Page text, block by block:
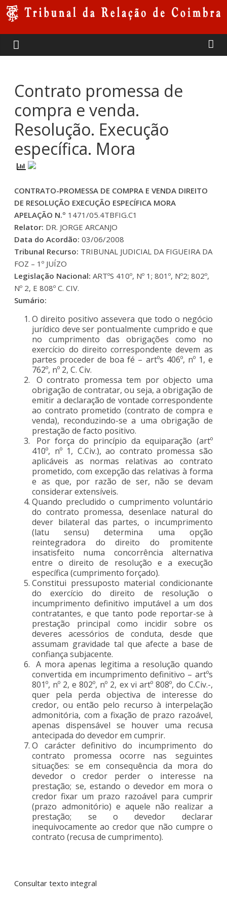
Skip
to
Tribunal
da
Relação
de
Coimbra
Contrato promessa de
compra e venda.
Resolução. Execução
específica. Mora
CONTRATO-PROMESSA DE COMPRA E VENDA DIREITO
DE RESOLUÇÃO EXECUÇÃO ESPECÍFICA MORA
APELAÇÃO N.º 1471/05.4TBFIG.C1
Relator: DR. JORGE ARCANJO
Data do Acordão:03/06/2008
Tribunal Recurso: TRIBUNAL JUDICIAL DA FIGUEIRA DA
FOZ – 1º JUÍZO
Legislação Nacional: ARTºS 410º, Nº 1; 801º, Nº2; 802º,
Nº 2, E 808º C. CIV.
Sumário:
O direito positivo assevera que todo o negócio
jurídico deve ser pontualmente cumprido e que
no cumprimento das obrigações como no
exercício do direito correspondente devem as
partes proceder de boa fé – artºs 406º, nº 1, e
762º, nº 2, C. Civ.
O contrato promessa tem por objecto uma
obrigação de contratar, ou seja, a obrigação de
emitir a declaração de vontade correspondente
ao contrato prometido (contrato de compra e
venda), reconduzindo-se a uma obrigação de
prestação de facto positivo.
Por força do princípio da equiparação (artº
410º, nº 1, C.Civ.), ao contrato promessa são
aplicáveis as normas relativas ao contrato
prometido, com excepção das relativas à forma
e as que, por razão de ser, não se devam
considerar extensíveis.
Quando precludido o cumprimento voluntário
do contrato promessa, desenlace natural do
dever bilateral das partes, o incumprimento
(latu sensu) determina uma opção
reintegradora do direito do promitente
insatisfeito numa concorrência alternativa
entre o direito de resolução e a execução
específica (cumprimento forçado).
Constitui pressuposto material condicionante
do exercício do direito de resolução o
incumprimento definitivo imputável a um dos
contratantes, e que tanto pode reportar-se à
prestação principal como incidir sobre os
deveres acessórios de conduta, desde que
assumam gravidade tal que afecte a base de
confiança subjacente.
A mora apenas legitima a resolução quando
convertida em incumprimento definitivo – artºs
801º, nº 2, e 802º, nº 2, ex vi artº 808º, do C.Civ.-,
quer pela perda objectiva de interesse do
credor, ou então pelo recurso à interpelação
admonitória, com a fixação de prazo razoável,
apenas dispensável se houver uma recusa
antecipada do devedor em cumprir.
O carácter definitivo do incumprimento do
contrato promessa ocorre nas seguintes
situações: se em consequência da mora do
devedor o credor perder o interesse na
prestação; se, estando o devedor em mora o
credor fixar um prazo razoável para cumprir
(prazo admonitório) e aquele não realizar a
prestação; se o devedor declarar
inequivocamente ao credor que não cumpre o
contrato (recusa de cumprimento).
Consultar texto integral